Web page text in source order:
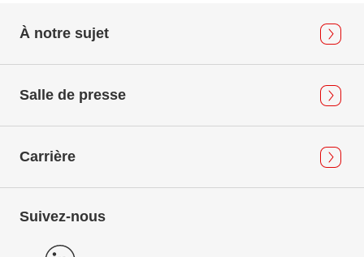
À notre sujet
Salle de presse
Carrière
Suivez-nous